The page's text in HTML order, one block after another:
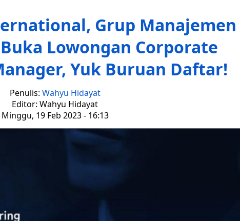
Grup Manajemen
Lowongan Corporate
Yuk Buruan Daftar!
Penulis: Wahyu Hidayat
Editor: Wahyu Hidayat
Minggu, 19 Feb 2023 - 16:13